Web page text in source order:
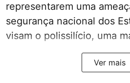
representarem uma
segurança nacional dos
visam o polissilício, uma
Ver mais